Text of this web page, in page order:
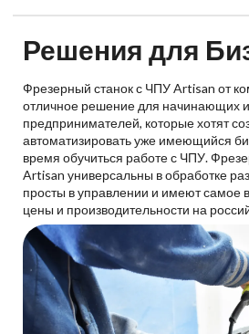
Решения для
Фрезерный станок с ЧПУ Artisan от
отличное решение для начинающих
предпринимателей, которые хотят
автоматизировать уже имеющийся
время обучиться работе с ЧПУ.
Artisan универсальны в обработке
просты в управлении и имеют самое
цены и производительности на